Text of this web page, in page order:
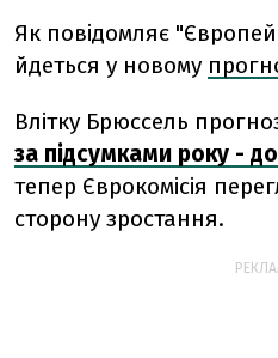
Як повідомляє
йдеться у новому
Влітку Брюссель
за підсумками року -
тепер Єврокомісія
сторону зростання.